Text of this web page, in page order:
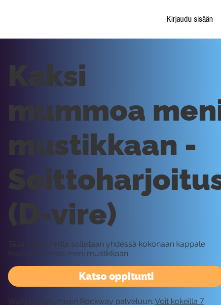
Kirjaudu sisään
Katso oppitunti
Kaksi
mummoa
mustikkaan -
(D-vire)
Tällä oppitunnilla soitetaan yhdessä kokonaan kappale
Kaksi mummoa meni mustikkaan.
Vaatii kirjautumisen Rockway palveluun. Voit kokeilla 7